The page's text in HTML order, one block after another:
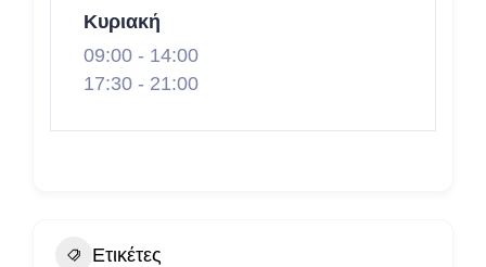
Κυριακή
09:00 - 14:00
17:30 - 21:00
Ετικέτες